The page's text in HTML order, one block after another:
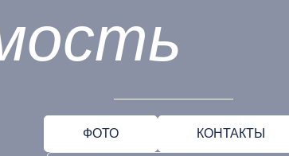
ФОТО
КОНТАКТЫ